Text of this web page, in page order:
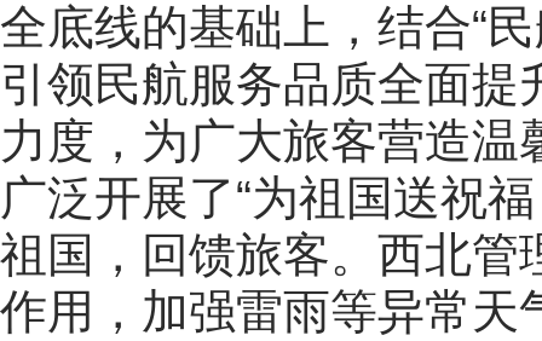
全底线的基础上，结合“
引领民航服务品质全面提
力度，为广大旅客营造
广泛开展了“为祖国送祝
祖国，回馈旅客。西北管
作用，加强雷雨等异常天